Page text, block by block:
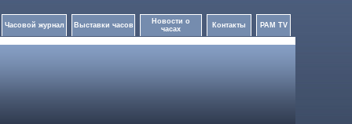
Часовой журнал Выставки часов
Новости о
часах
Контакты PAM TV